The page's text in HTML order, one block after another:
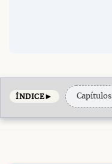
ÍNDICE► Capítulos